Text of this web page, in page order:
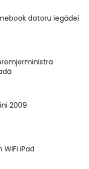
datoru iegādei
2009
iPad